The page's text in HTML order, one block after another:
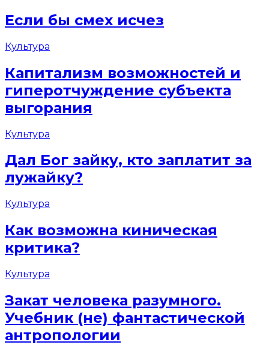
Если бы смех исчез
Культура
Капитализм возможностей и
гиперотчуждение субъекта
выгорания
Культура
Дал Бог зайку, кто заплатит за
лужайку?
Культура
Как возможна киническая
критика?
Культура
Закат человека разумного.
Учебник (не) фантастической
антропологии